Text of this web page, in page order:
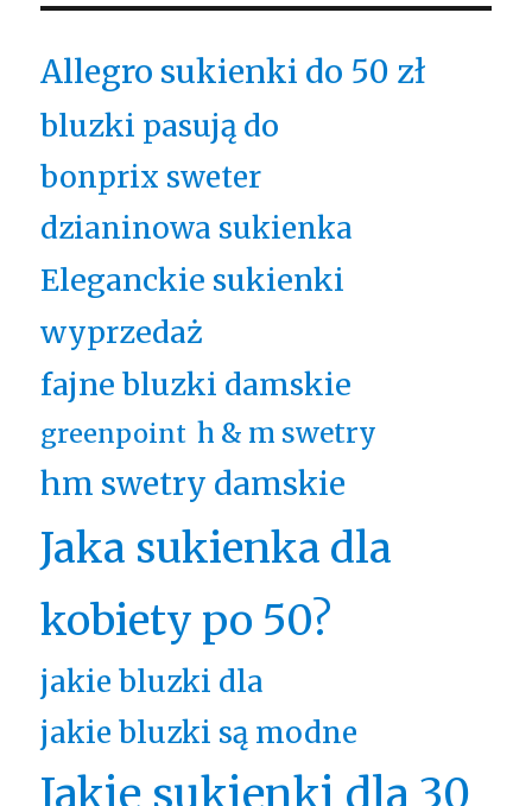
Allegro sukienki do 50 zł
bluzki pasują do
bonprix sweter
dzianinowa sukienka
Eleganckie sukienki
wyprzedaż
fajne bluzki damskie
greenpoint h & m swetry
hm swetry damskie
Jaka sukienka dla
kobiety po 50?
jakie bluzki dla
jakie bluzki są modne
Jakie sukienki dla 30